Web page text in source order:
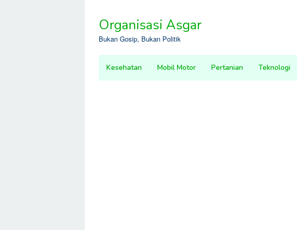
contentOrganisasi Asgar
Bukan Gosip, Bukan Politik
Kesehatan Mobil Motor Pertanian Teknologi